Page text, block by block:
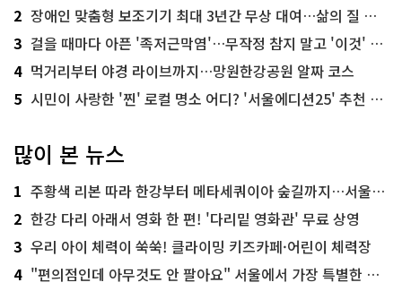
2 장애인 맞춤형 보조기기 최대 3년간 무상 대여…삶의 질 높인다
3 걸을 때마다 아픈 '족저근막염'…무작정 참지 말고 '이것' 해보세요!
4 먹거리부터 야경 라이브까지…망원한강공원 알짜 코스
5 시민이 사랑한 '찐' 로컬 명소 어디? '서울에디션25' 추천 코스
많이 본 뉴스
1 주황색 리본 따라 한강부터 메타세쿼이아 숲길까지…서울둘레길 15코스
2 한강 다리 아래서 영화 한 편! '다리밑 영화관' 무료 상영
3 우리 아이 체력이 쑥쑥! 클라이밍 키즈카페·어린이 체력장
4 "편의점인데 아무것도 안 팔아요" 서울에서 가장 특별한 편의점의 정체